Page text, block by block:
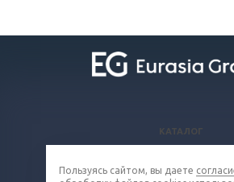
КАТАЛОГ
КОМПАНИЯ
Пользуясь сайтом, вы даете